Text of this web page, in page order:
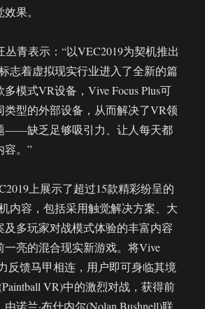
果。
青表示：“以VEC2019为契机推出
志着虚拟现实行业进入了全新的篇
模式VR设备，Vive Focus Plus可
类型的外部设备，从而解决了VR领
——缺乏足够吸引力、让人每天都
容。”
上展示了超过15款精彩纷呈的
内容，包括采用触觉解决方案、大
及多玩家对战模式体验的丰富内容
一亮的混合现实新游戏。将Vive
反馈马甲相连，用户即可身临其境
VR)中的激烈对战，获得前
诺兰·布什内尔(Nolan Bushnell)联